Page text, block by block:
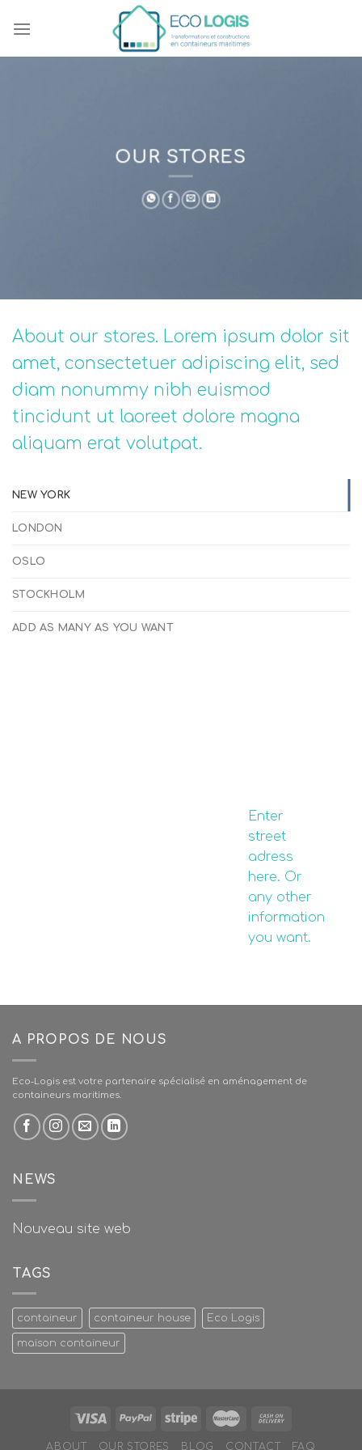
OUR STORES
About our stores. Lorem ipsum dolor sit
amet, consectetuer adipiscing elit, sed
diam nonummy nibh euismod
tincidunt ut laoreet dolore magna
aliquam erat volutpat.
NEW YORK
LONDON
OSLO
STOCKHOLM
ADD AS MANY AS YOU WANT
Enter
street
adress
here. Or
any other
information
you want.
A PROPOS DE NOUS
Eco-Logis est votre partenaire spécialisé en aménagement de
containeurs maritimes.
NEWS
Nouveau site web
TAGS
containeur containeur house Eco Logis
maison containeur
ABOUT OUR STORES BLOG CONTACT FAQ